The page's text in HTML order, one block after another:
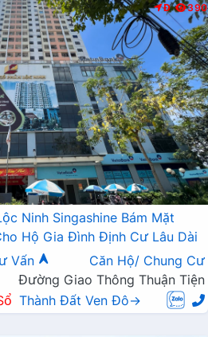
Đ 390
Ninh Singashine Bám Mặt
Hộ Gia Đình Định Cư Lâu Dài
Vấn
Căn Hộ/ Chung Cư
Đường Giao Thông Thuận Tiện
Thành Đất Ven Đô→